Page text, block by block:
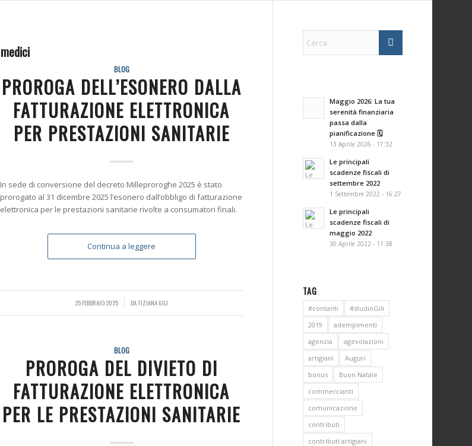
medici
BLOG
PROROGA DELL’ESONERO DALLA
FATTURAZIONE ELETTRONICA
PER PRESTAZIONI SANITARIE
In sede di conversione del decreto Milleproroghe 2025 è stato
prorogato al 31 dicembre 2025 l’esonero dall’obbligo di fatturazione
elettronica per le prestazioni sanitarie rivolte a consumatori finali.
Continua a leggere
25 FEBBRAIO 2025
/ DATIZIANA GILI
BLOG
PROROGA DEL DIVIETO DI
FATTURAZIONE ELETTRONICA
PER LE PRESTAZIONI SANITARIE
Maggio 2026: La tua
serenità finanziaria
passa dalla
pianificazione 🗓️
13 Aprile 2026 - 17:32
Le principali
scadenze fiscali di
settembre 2022
1 Settembre 2022 - 16:27
Le principali
scadenze fiscali di
maggio 2022
30 Aprile 2022 - 11:38
TAG
#contanti
#studioGili
2019
adempimenti
agenzia
agevolazioni
artigiani
Auguri
bonus
Buon Natale
commercianti
comunicazione
contributi
contributi artigiani